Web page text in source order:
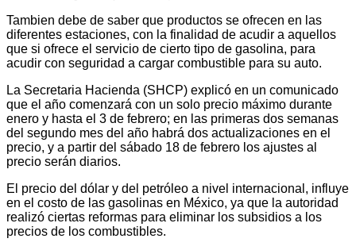
Tambien debe de saber que productos se ofrecen en las
diferentes estaciones, con la finalidad de acudir a aquellos
que si ofrece el servicio de cierto tipo de gasolina, para
acudir con seguridad a cargar combustible para su auto.
La Secretaria Hacienda (SHCP) explicó en un comunicado
que el año comenzará con un solo precio máximo durante
enero y hasta el 3 de febrero; en las primeras dos semanas
del segundo mes del año habrá dos actualizaciones en el
precio, y a partir del sábado 18 de febrero los ajustes al
precio serán diarios.
El precio del dólar y del petróleo a nivel internacional, influye
en el costo de las gasolinas en México, ya que la autoridad
realizó ciertas reformas para eliminar los subsidios a los
precios de los combustibles.